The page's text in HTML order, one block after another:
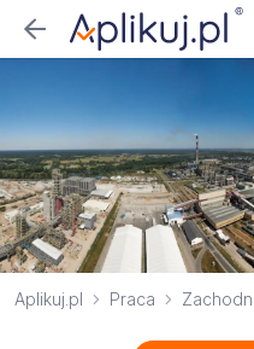
Aplikuj.pl Praca